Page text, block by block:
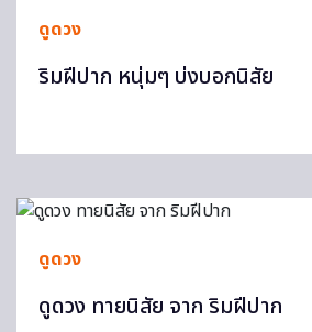
ดูดวง
ริมฝีปาก หนุ่มๆ บ่งบอกนิสัย
ดูดวง
ดูดวง ทายนิสัย จาก ริมฝีปาก